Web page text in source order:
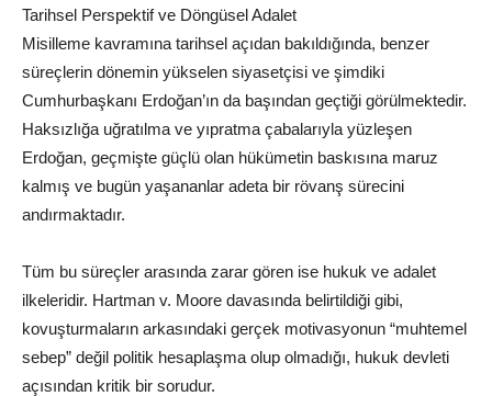
Tarihsel Perspektif ve Döngüsel Adalet
Misilleme kavramına tarihsel açıdan bakıldığında, benzer
süreçlerin dönemin yükselen siyasetçisi ve şimdiki
Cumhurbaşkanı Erdoğan’ın da başından geçtiği görülmektedir.
Haksızlığa uğratılma ve yıpratma çabalarıyla yüzleşen
Erdoğan, geçmişte güçlü olan hükümetin baskısına maruz
kalmış ve bugün yaşananlar adeta bir rövanş sürecini
andırmaktadır.
Tüm bu süreçler arasında zarar gören ise hukuk ve adalet
ilkeleridir. Hartman v. Moore davasında belirtildiği gibi,
kovuşturmaların arkasındaki gerçek motivasyonun “muhtemel
sebep” değil politik hesaplaşma olup olmadığı, hukuk devleti
açısından kritik bir sorudur.